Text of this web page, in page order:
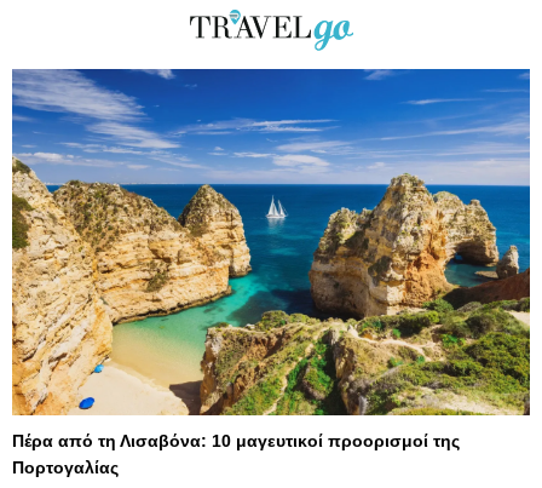
Πέρα από τη Λισαβόνα: 10 μαγευτικοί προορισμοί της
Πορτογαλίας